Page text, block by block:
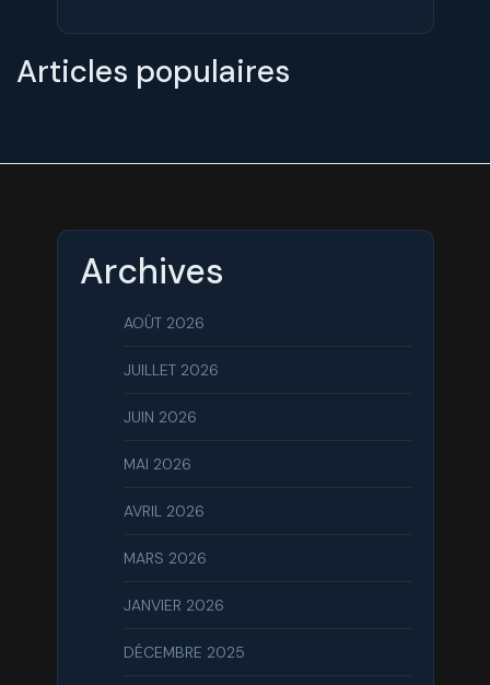
Articles populaires
Archives
AOÛT 2026
JUILLET 2026
JUIN 2026
MAI 2026
AVRIL 2026
MARS 2026
JANVIER 2026
DÉCEMBRE 2025